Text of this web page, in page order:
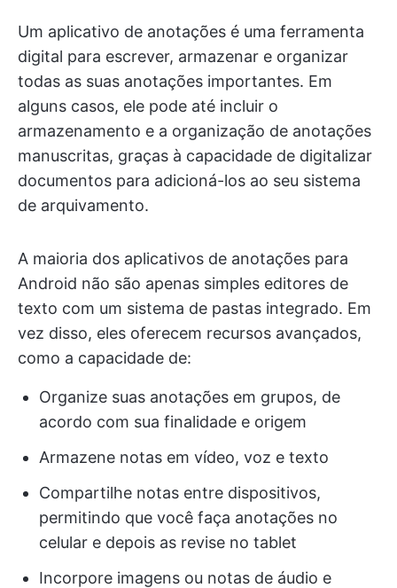
Um aplicativo de anotações é uma ferramenta
digital para escrever, armazenar e organizar
todas as suas anotações importantes. Em
alguns casos, ele pode até incluir o
armazenamento e a organização de anotações
manuscritas, graças à capacidade de digitalizar
documentos para adicioná-los ao seu sistema
de arquivamento.
A maioria dos aplicativos de anotações para
Android não são apenas simples editores de
texto com um sistema de pastas integrado. Em
vez disso, eles oferecem recursos avançados,
como a capacidade de:
Organize suas anotações em grupos, de
acordo com sua finalidade e origem
Armazene notas em vídeo, voz e texto
Compartilhe notas entre dispositivos,
permitindo que você faça anotações no
celular e depois as revise no tablet
Incorpore imagens ou notas de áudio e